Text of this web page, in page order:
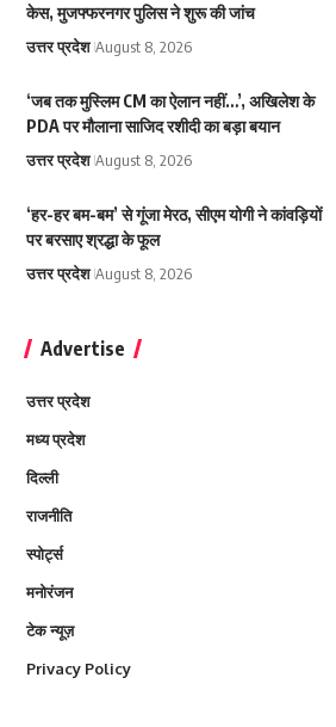
केस, मुजफ्फरनगर पुलिस ने शुरू की जांच
उत्तर प्रदेश August 8, 2026
‘जब तक मुस्लिम CM का ऐलान नहीं…’, अखिलेश के
PDA पर मौलाना साजिद रशीदी का बड़ा बयान
उत्तर प्रदेश August 8, 2026
‘हर-हर बम-बम’ से गूंजा मेरठ, सीएम योगी ने कांवड़ियों
पर बरसाए श्रद्धा के फूल
उत्तर प्रदेश August 8, 2026
Advertise
उत्तर प्रदेश
मध्य प्रदेश
दिल्ली
राजनीति
स्पोर्ट्स
मनोरंजन
टेक न्यूज़
Privacy Policy